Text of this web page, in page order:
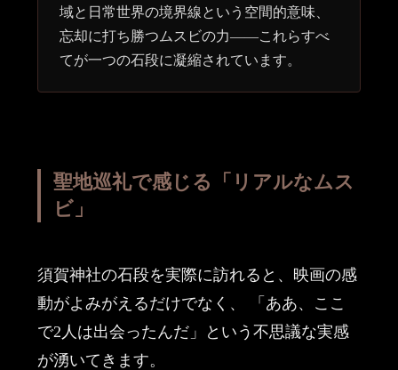
域と日常世界の境界線という空間的意味、
忘却に打ち勝つムスビの力——これらすべ
てが一つの石段に凝縮されています。
聖地巡礼で感じる「リアルなムス
ビ」
須賀神社の石段を実際に訪れると、映画の感
動がよみがえるだけでなく、 「ああ、ここ
で2人は出会ったんだ」という不思議な実感
が湧いてきます。